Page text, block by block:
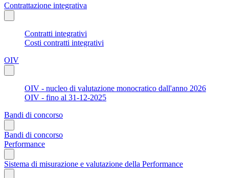
Contrattazione integrativa
Contratti integrativi
Costi contratti integrativi
OIV
OIV - nucleo di valutazione monocratico dall'anno 2026
OIV - fino al 31-12-2025
Bandi di concorso
Bandi di concorso
Performance
Sistema di misurazione e valutazione della Performance